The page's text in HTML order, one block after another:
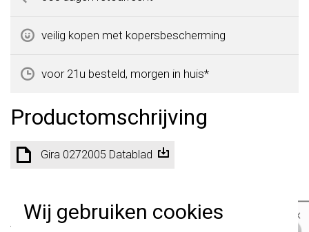
Wij gebruiken cookies
veilig kopen met kopersbescherming
voor 21u besteld, morgen in huis*
Productomschrijving
Gira 0272005 Datablad
Specificatie
×